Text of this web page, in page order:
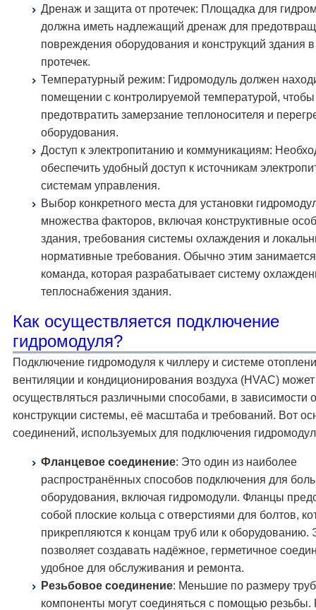
Дренаж и защита от протечек: Площадка для
должна иметь надлежащий дренаж для
повреждения оборудования и конструкций здания
протечек.
Температурный режим: Гидромодуль должен
помещении с контролируемой температурой, чтобы
предотвратить замерзание теплоносителя и
оборудования.
Доступ к электропитанию и коммуникациям:
обеспечить удобный доступ к источникам
системам управления.
Выбор конкретного места для установки
множества факторов, включая конструктивные
здания, требования системы охлаждения и
нормативные требования. Обычно этим
команда, которая разрабатывает систему
теплоснабжения здания.
Как осуществляется подключение
гидромодуля?
Подключение гидромодуля к чиллеру и системе
вентиляции и кондиционирования воздуха (HVAC) может
осуществляться различными способами, в зависимости
конструкции системы, её масштаба и требований. Вот
соединений, используемых для подключения
Фланцевое соединение: Это один из наиболее
распространённых способов подключения для
оборудования, включая гидромодули. Фланцы
собой плоские кольца с отверстиями для болтов,
прикрепляются к концам труб или к оборудованию.
позволяет создавать надёжное, герметичное
удобное для обслуживания и ремонта.
Резьбовое соединение: Меньшие по размеру
компоненты могут соединяться с помощью резьбы.